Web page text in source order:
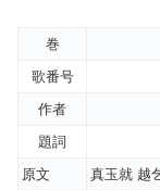
巻
歌番号
作者
題詞
原文
真玉就 越